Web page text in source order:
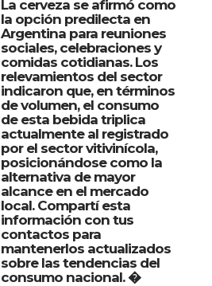
La cerveza se afirmó como
la opción predilecta en
Argentina para reuniones
sociales, celebraciones y
comidas cotidianas. Los
relevamientos del sector
indicaron que, en términos
de volumen, el consumo
de esta bebida triplica
actualmente al registrado
por el sector vitivinícola,
posicionándose como la
alternativa de mayor
alcance en el mercado
local. Compartí esta
información con tus
contactos para
mantenerlos actualizados
sobre las tendencias del
consumo nacional. �